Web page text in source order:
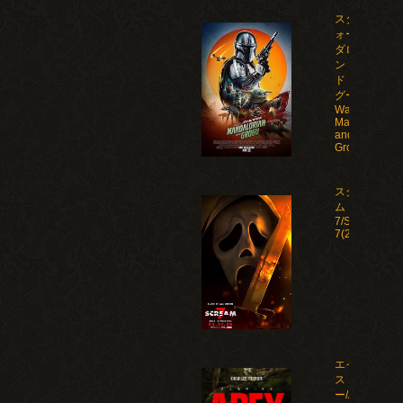
スター・ウ
ォーズ マン
ダロリア
ン・アン
ド・グロー
グー/Star
Wars: The
Mandalorian
and
Grogu(2026)
スクリー
ム
7/Scream
7(2026)
エイペック
ス・プレデタ
ー/